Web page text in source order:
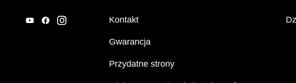
Kontakt
Gwarancja
Przydatne strony